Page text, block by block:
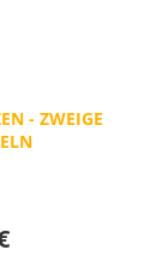
- ZWEIGE